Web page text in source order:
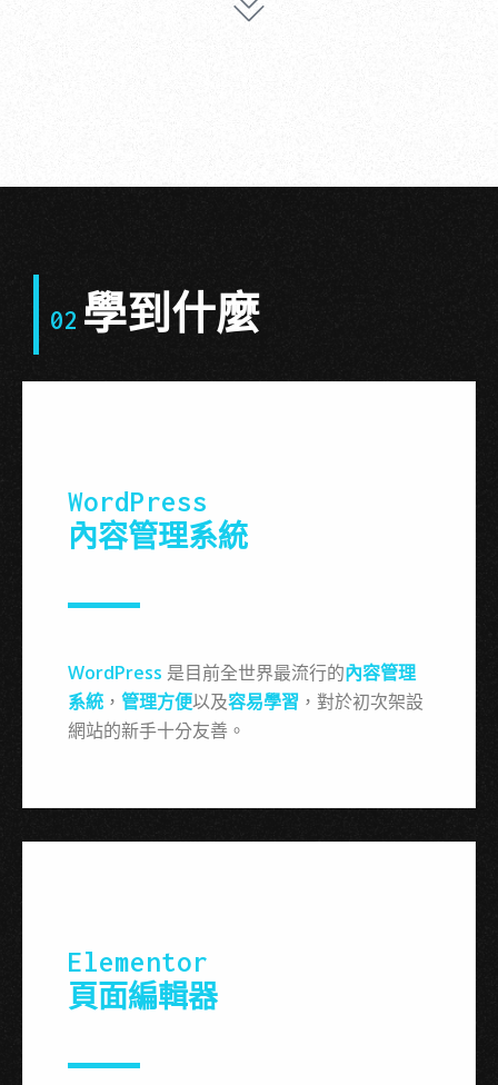
02 學到什麼
WordPress
內容管理系統
WordPress 是目前全世界最流行的內容管理
系統 ， 管理方便以及容易學習 ，對於初次架設
網站的新手十分友善。
Elementor
頁面編輯器